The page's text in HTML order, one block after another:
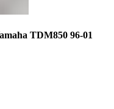
TDM850 96-01